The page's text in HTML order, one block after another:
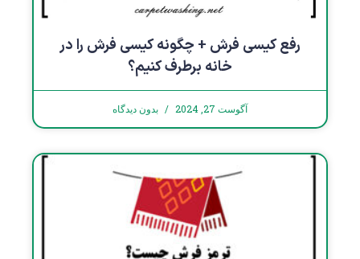
رفع کیسی فرش + چگونه کیسی فرش را در
خانه برطرف کنیم؟
آگوست 27, 2024 بدون دیدگاه